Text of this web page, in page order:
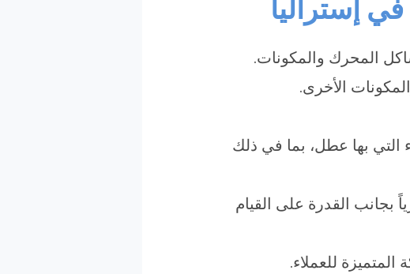
إستراليا
المحرك والمكونات.
الأخرى.
التي بها عطل، بما في ذلك
بجانب القدرة على القيام
للعملاء.